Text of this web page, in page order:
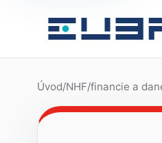
Úvod/NHF/financie a